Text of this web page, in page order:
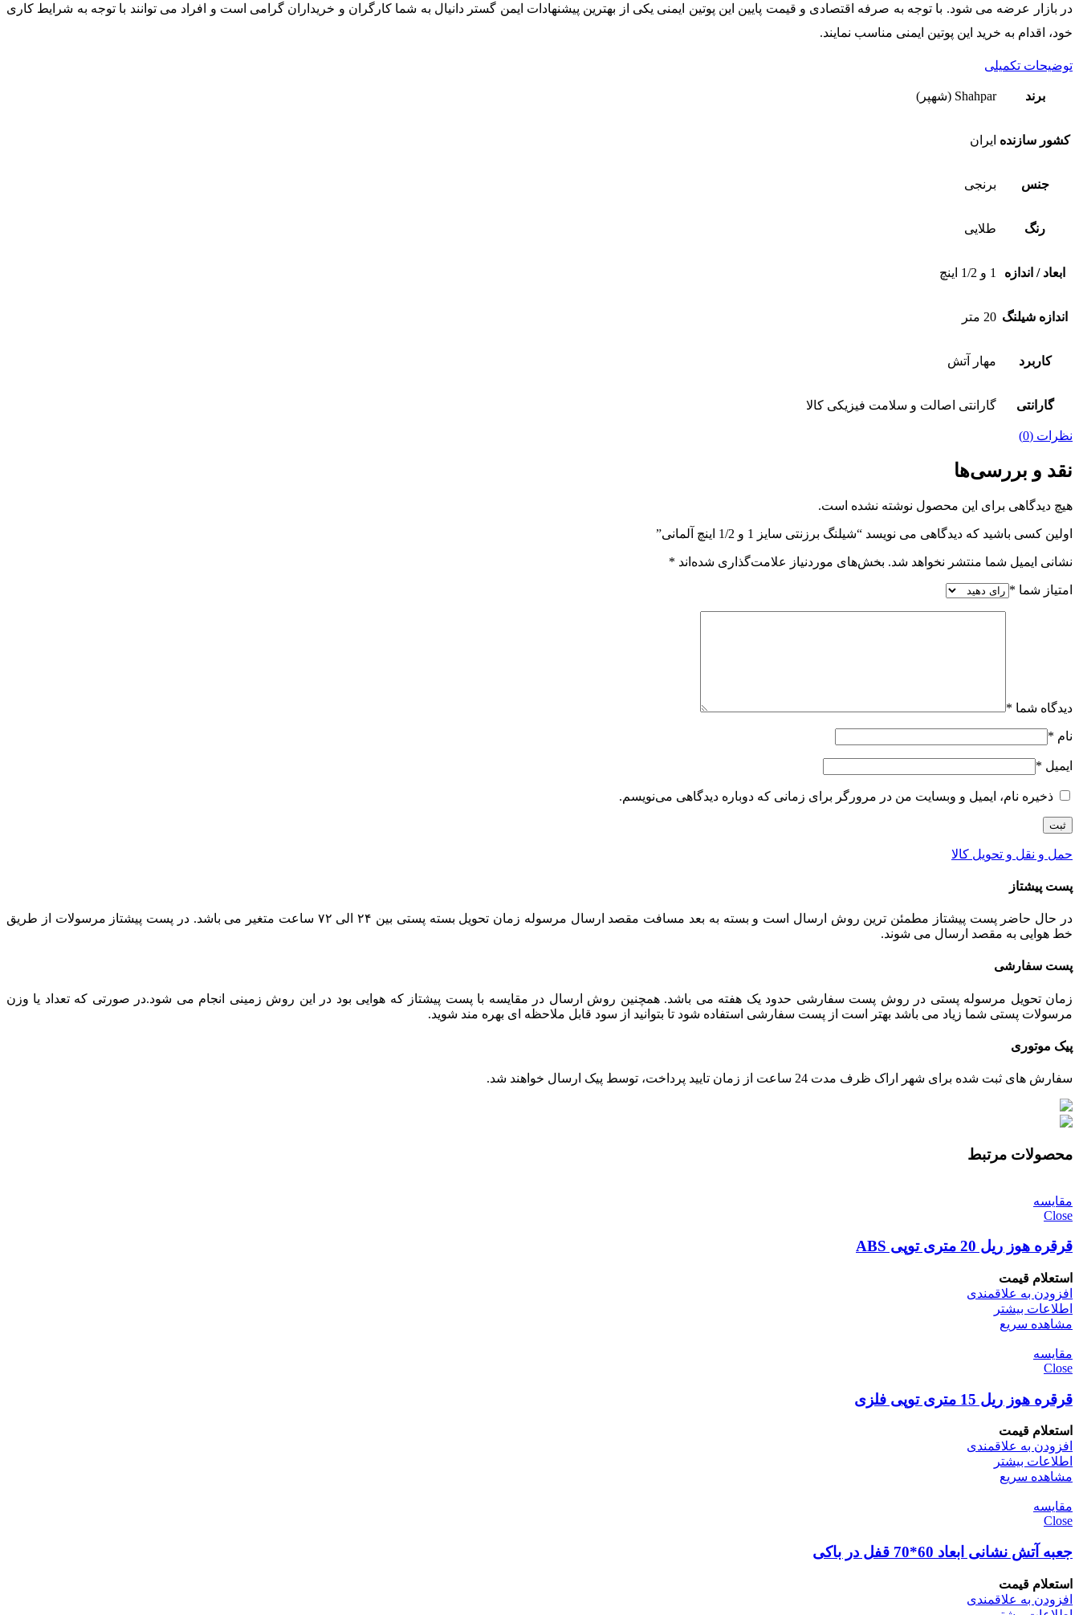
در بازار عرضه می شود. با توجه به صرفه اقتصادی و قیمت پایین این پوتین ایمنی یکی از بهترین پیشنهادات ایمن گستر دانیال به شما کارگران و خریداران گرامی است و افراد می توانند با توجه به شرایط کاری
خود، اقدام به خرید این پوتین ایمنی مناسب نمایند.
توضیحات تکمیلی
برند Shahpar (شهپر)
کشور سازنده ایران
جنس برنجی
رنگ طلایی
ابعاد / اندازه 1 و 1/2 اینچ
اندازه شیلنگ 20 متر
کاربرد مهار آتش
گارانتی گارانتی اصالت و سلامت فیزیکی کالا
نظرات (0)
نقد و بررسی‌ها
هیچ دیدگاهی برای این محصول نوشته نشده است.
اولین کسی باشید که دیدگاهی می نویسد “شیلنگ برزنتی سایز 1 و 1/2 اینچ آلمانی”
نشانی ایمیل شما منتشر نخواهد شد. بخش‌های موردنیاز علامت‌گذاری شده‌اند *
امتیاز شما *
دیدگاه شما *
نام *
ایمیل *
ذخیره نام، ایمیل و وبسایت من در مرورگر برای زمانی که دوباره دیدگاهی می‌نویسم.
حمل و نقل و تحویل کالا
پست پیشتاز
در حال حاضر پست پیشتاز مطمئن ترین روش ارسال است و بسته به بعد مسافت مقصد ارسال مرسوله زمان تحویل بسته پستی بین ۲۴ الی ۷۲ ساعت متغیر می باشد. در پست پیشتاز مرسولات از طریق
خط هوایی به مقصد ارسال می شوند.
پست سفارشی
زمان تحویل مرسوله پستی در روش پست سفارشی حدود یک هفته می باشد. همچنین روش ارسال در مقایسه با پست پیشتاز که هوایی بود در این روش زمینی انجام می شود.در صورتی که تعداد یا وزن
مرسولات پستی شما زیاد می باشد بهتر است از پست سفارشی استفاده شود تا بتوانید از سود قابل ملاحظه ای بهره مند شوید.
پیک موتوری
سفارش های ثبت شده برای شهر اراک ظرف مدت 24 ساعت از زمان تایید پرداخت، توسط پیک ارسال خواهند شد.
محصولات مرتبط
مقایسه
Close
قرقره هوز ریل 20 متری توپی ABS
استعلام قیمت
افزودن به علاقمندی
اطلاعات بیشتر
مشاهده سریع
مقایسه
Close
قرقره هوز ریل 15 متری توپی فلزی
استعلام قیمت
افزودن به علاقمندی
اطلاعات بیشتر
مشاهده سریع
مقایسه
Close
جعبه آتش نشانی ابعاد 60*70 قفل در باکی
استعلام قیمت
افزودن به علاقمندی